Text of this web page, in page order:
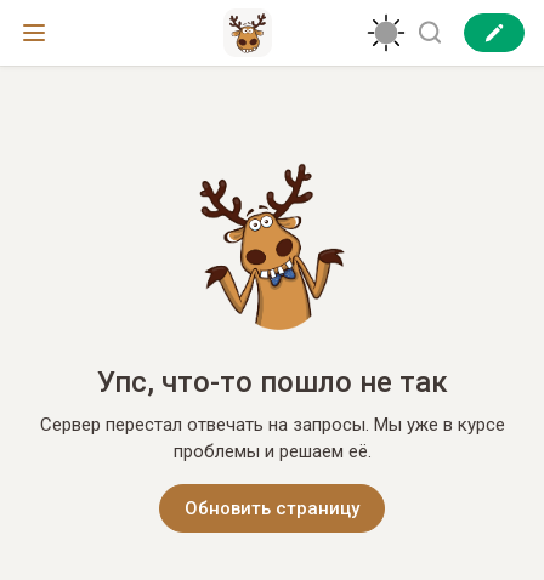
Упс, что-то пошло не так
Сервер перестал отвечать на запросы. Мы уже в курсе
проблемы и решаем её.
Обновить страницу